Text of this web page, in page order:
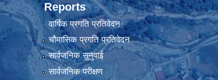
Reports
वार्षिक प्रगति प्रतिवेदन
चौमासिक प्रगति प्रतिवेदन
सार्वजनिक सुनुवाई
सार्वजनिक परीक्षण